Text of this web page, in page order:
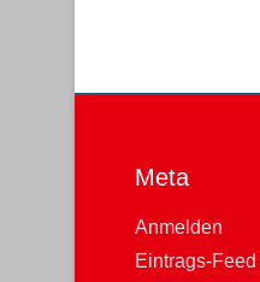
Meta
Anmelden
Eintrags-Feed